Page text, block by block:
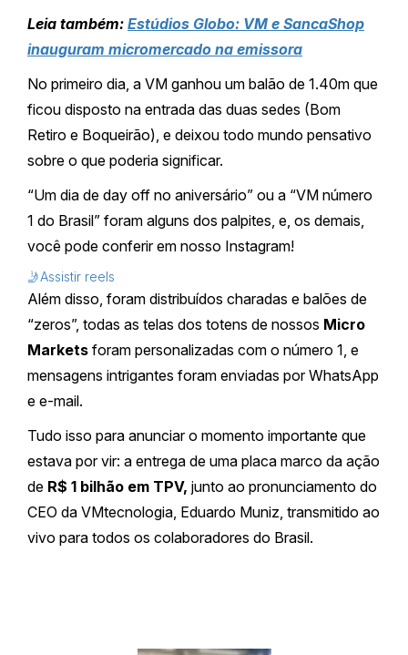
Leia também: Estúdios Globo: VM e SancaShop
inauguram micromercado na emissora
No primeiro dia, a VM ganhou um balão de 1.40m que
ficou disposto na entrada das duas sedes (Bom
Retiro e Boqueirão), e deixou todo mundo pensativo
sobre o que poderia significar.
“Um dia de day off no aniversário” ou a “VM número
1 do Brasil” foram alguns dos palpites, e, os demais,
você pode conferir em nosso Instagram!
🤳Assistir reels
Além disso, foram distribuídos charadas e balões de
“zeros”, todas as telas dos totens de nossos Micro
Markets foram personalizadas com o número 1, e
mensagens intrigantes foram enviadas por WhatsApp
e e-mail.
Tudo isso para anunciar o momento importante que
estava por vir: a entrega de uma placa marco da ação
de R$ 1 bilhão em TPV, junto ao pronunciamento do
CEO da VMtecnologia, Eduardo Muniz, transmitido ao
vivo para todos os colaboradores do Brasil.